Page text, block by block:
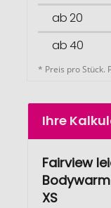
ab 20
ab 40
* Preis pro Stück.
Ihre
Fairview
XS